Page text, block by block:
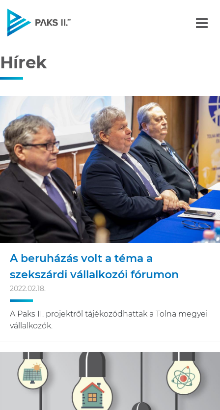
Hírek
Hírek
A beruházás volt a téma a
szekszárdi vállalkozói fórumon
2022.02.18.
A Paks II. projektről tájékozódhattak a Tolna megyei
vállalkozók.